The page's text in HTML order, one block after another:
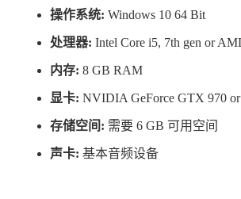
多年以来，每当局势需要武力介入；每
每当所有其他手段全部失效时，集团便
加入复拓者的行列，体验全新的先进武
及只有集团精锐才能获得的实验性生物
来见识见识，为何当其他人都无能为力
操作系统: Windows 10 64 Bit
处理器: Intel Core i5, 7th gen or
内存: 8 GB RAM
显卡: NVIDIA GeForce GTX 970
存储空间: 需要 6 GB 可用空间
声卡: 基本音频设备